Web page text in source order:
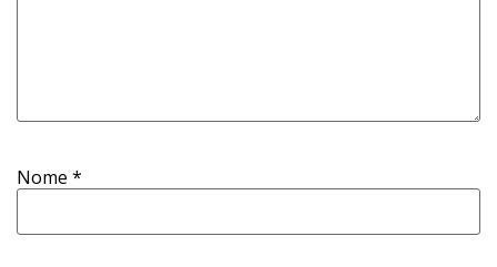
Nome *